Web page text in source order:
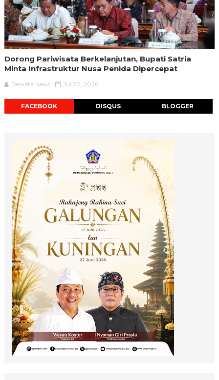
Dorong Pariwisata Berkelanjutan, Bupati Satria
Minta Infrastruktur Nusa Penida Dipercepat
Dewata News Jul 20, 2026
FACEBOOK DISQUS BLOGGER